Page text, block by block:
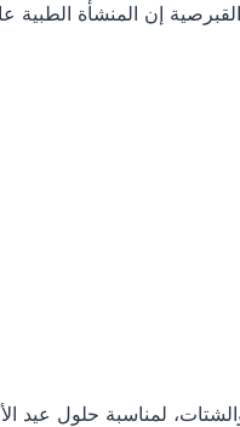
القبرصية إن المنشأة
والشتات، لمناسبة حلول